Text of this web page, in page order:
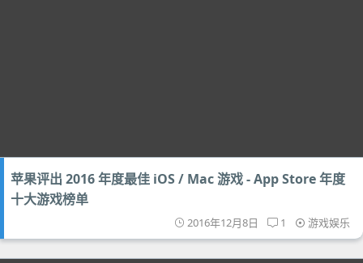
苹果评出 2016 年度最佳 iOS / Mac 游戏 - App Store 年度
十大游戏榜单
2016年12月8日 1 游戏娱乐